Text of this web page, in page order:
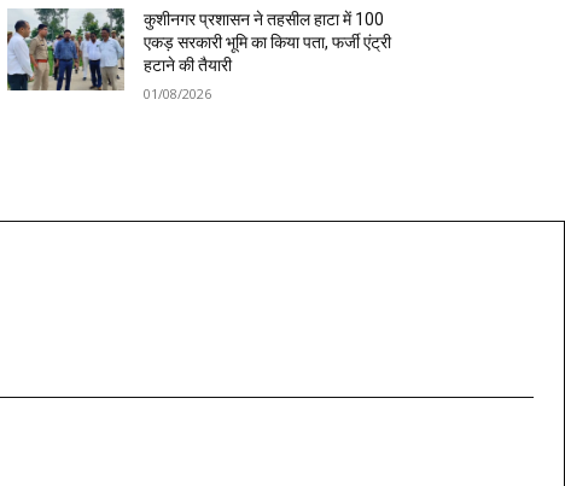
कुशीनगर प्रशासन ने तहसील हाटा में 100
एकड़ सरकारी भूमि का किया पता, फर्जी एंट्री
हटाने की तैयारी
01/08/2026